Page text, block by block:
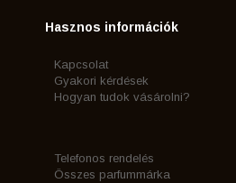
Hasznos információk
Kapcsolat
Gyakori kérdések
Hogyan tudok vásárolni?
Telefonos rendelés
Összes parfummárka